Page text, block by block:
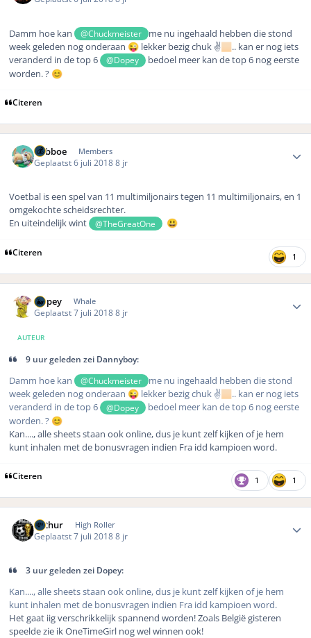
Damm hoe kan @Chuckmeister
me nu ingehaald hebben die stond
week geleden nog onderaan 😜 lekker bezig chuk ✌
.. kan er nog iets
veranderd in de top 6
@Dopey
bedoel meer kan de top 6 nog eerste
worden. ? 😊
Citeren
babboe Members
Geplaatst6 juli 20188 jr
Voetbal is een spel van 11 multimiljonairs tegen 11 multimiljonairs, en 1
omgekochte scheidsrechter.
En uiteindelijk wint
@TheGreatOne 😃
Citeren 1
Dopey Whale
Geplaatst7 juli 20188 jr
AUTEUR
9 uur geleden zei Dannyboy:
Damm hoe kan @Chuckmeister
me nu ingehaald hebben die stond
week geleden nog onderaan 😜 lekker bezig chuk ✌
.. kan er nog iets
veranderd in de top 6
@Dopey
bedoel meer kan de top 6 nog eerste
worden. ? 😊
Kan...., alle sheets staan ook online, dus je kunt zelf kijken of je hem
kunt inhalen met de bonusvragen indien Fra idd kampioen word.
Citeren 1 1
Arthur High Roller
Geplaatst7 juli 20188 jr
3 uur geleden zei Dopey:
Kan...., alle sheets staan ook online, dus je kunt zelf kijken of je hem
kunt inhalen met de bonusvragen indien Fra idd kampioen word.
Het gaat iig verschrikkelijk spannend worden! Zoals België gisteren
speelde zie ik OneTimeGirl nog wel winnen ook!